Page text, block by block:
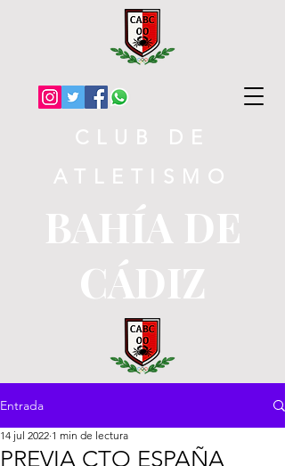
BAHÍA DE
CÁDIZ
CLUB DE
ATLETISMO
Entrada
PREVIA CTO ESPAÑA
14 jul 2022 1 min de lectura